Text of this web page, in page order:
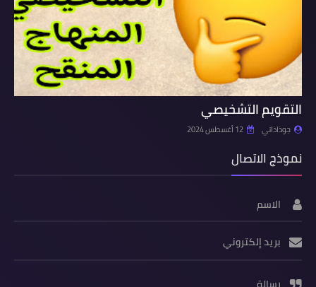
التقويم التشخيصي
جوذاذاتي 12 أغسطس 2024
نموذج الاتصال
الاسم
بريد إلكتروني